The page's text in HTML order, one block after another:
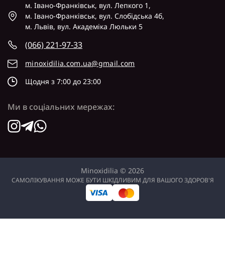
м. Івано-Франківськ, вул. Лепкого 1,
м. Івано-Франківськ, вул. Слобідська 4б,
м. Львів, вул. Академіка Люльки 5
(066) 221-97-33
minoxidilia.com.ua@gmail.com
Щодня з 7:00 до 23:00
Ми в соціальних мережах:
Minoxidilia © 2026
САМОЛІКУВАННЯ МОЖЕ БУТИ ШКІДЛИВИМ ДЛЯ ВАШОГО ЗДОРОВ'Я